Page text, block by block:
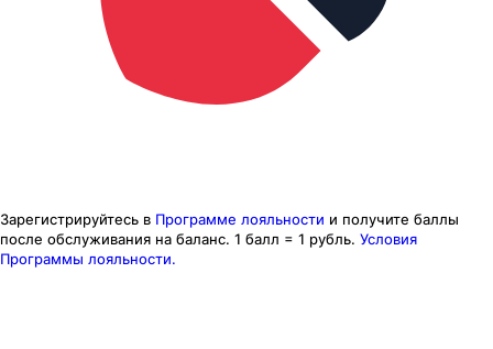
Зарегистрируйтесь в Программе лояльности и получите баллы
после обслуживания на баланс. 1 балл = 1 рубль. Условия
Программы лояльности.